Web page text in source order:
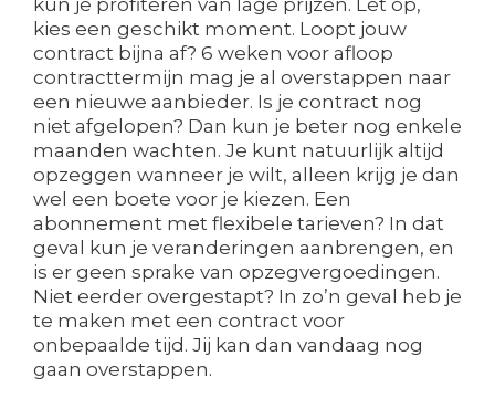
kun je profiteren van lage prijzen. Let op,
kies een geschikt moment. Loopt jouw
contract bijna af? 6 weken voor afloop
contracttermijn mag je al overstappen naar
een nieuwe aanbieder. Is je contract nog
niet afgelopen? Dan kun je beter nog enkele
maanden wachten. Je kunt natuurlijk altijd
opzeggen wanneer je wilt, alleen krijg je dan
wel een boete voor je kiezen. Een
abonnement met flexibele tarieven? In dat
geval kun je veranderingen aanbrengen, en
is er geen sprake van opzegvergoedingen.
Niet eerder overgestapt? In zo’n geval heb je
te maken met een contract voor
onbepaalde tijd. Jij kan dan vandaag nog
gaan overstappen.